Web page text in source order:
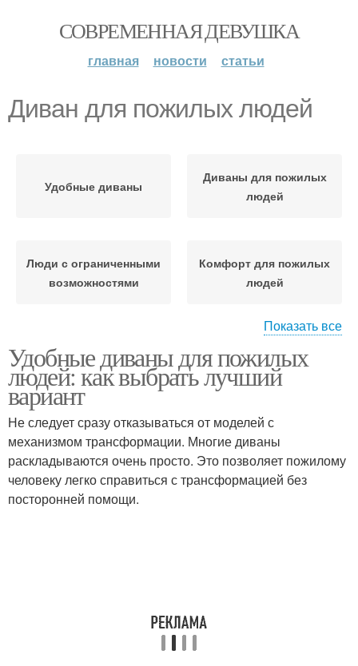
СОВРЕМЕННАЯ ДЕВУШКА
главная новости статьи
Диван для пожилых людей
Удобные диваны
Диваны для пожилых
людей
Люди с ограниченными
возможностями
Комфорт для пожилых
людей
Люди на диване
Показать все
Удобные диваны для пожилых
людей: как выбрать лучший
вариант
Не следует сразу отказываться от моделей с
механизмом трансформации. Многие диваны
раскладываются очень просто. Это позволяет пожилому
человеку легко справиться с трансформацией без
посторонней помощи.